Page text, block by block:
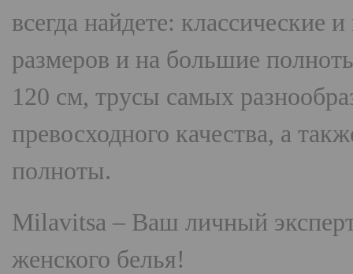
всегда найдете:
размеров и на большие
120 см, трусы самых
превосходного качества, а
полноты.
Milavitsa – Ваш личный
женского белья!